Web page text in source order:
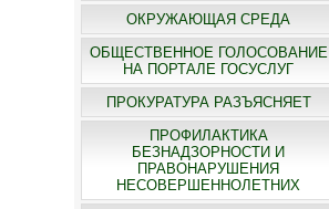
ОКРУЖАЮЩАЯ СРЕДА
ОБЩЕСТВЕННОЕ ГОЛОСОВАНИЕ
НА ПОРТАЛЕ ГОСУСЛУГ
ПРОКУРАТУРА РАЗЪЯСНЯЕТ
ПРОФИЛАКТИКА
БЕЗНАДЗОРНОСТИ И
ПРАВОНАРУШЕНИЯ
НЕСОВЕРШЕННОЛЕТНИХ